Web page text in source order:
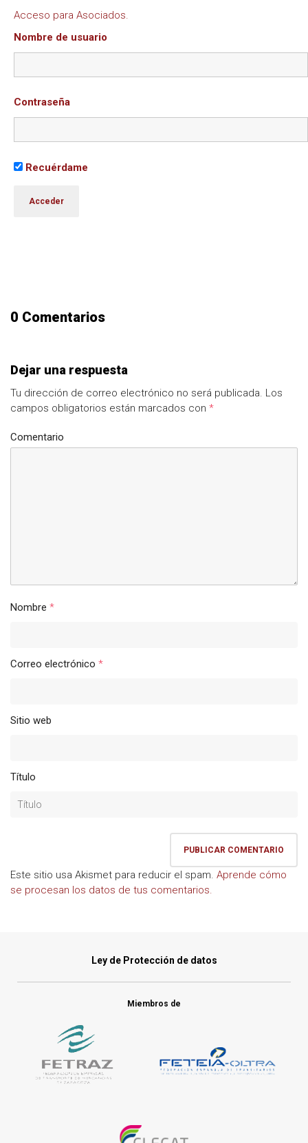
Acceso para Asociados.
Nombre de usuario
Contraseña
Recuérdame
0 Comentarios
Dejar una respuesta
Tu dirección de correo electrónico no será publicada. Los
campos obligatorios están marcados con *
Comentario
Nombre *
Correo electrónico *
Sitio web
Título
Este sitio usa Akismet para reducir el spam. Aprende cómo
se procesan los datos de tus comentarios.
Ley de Protección de datos
Miembros de